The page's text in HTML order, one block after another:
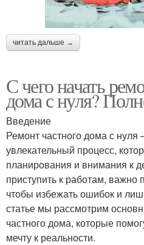
читать дальше →
С чего начать
дома с нуля?
Введение
Ремонт частного дома с нуля
увлекательный процесс,
планирования и внимания к
приступить к работам, важно
чтобы избежать ошибок и
статье мы рассмотрим
частного дома, которые
мечту к реальности.